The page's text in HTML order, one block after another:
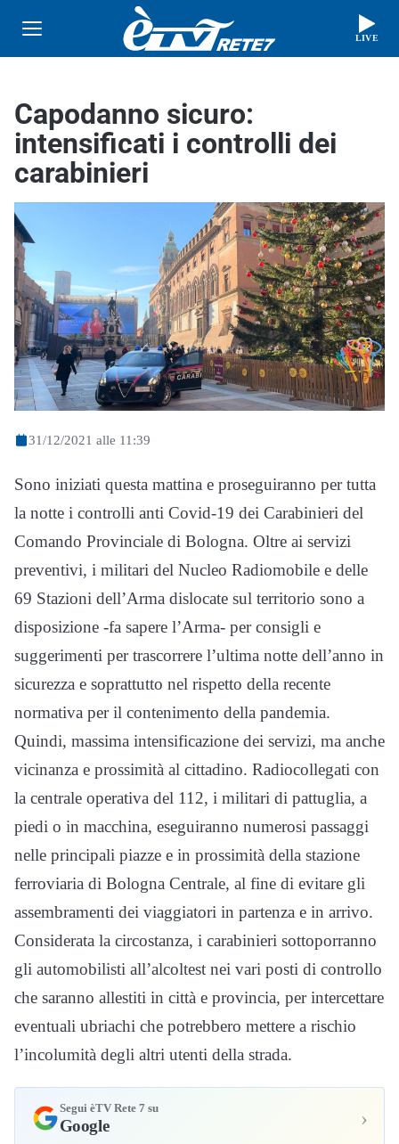
LIVE
Capodanno sicuro:
intensificati i controlli dei
carabinieri
31/12/2021 alle 11:39
Sono iniziati questa mattina e proseguiranno per tutta
la notte i controlli anti Covid-19 dei Carabinieri del
Comando Provinciale di Bologna. Oltre ai servizi
preventivi, i militari del Nucleo Radiomobile e delle
69 Stazioni dell’Arma dislocate sul territorio sono a
disposizione -fa sapere l’Arma- per consigli e
suggerimenti per trascorrere l’ultima notte dell’anno in
sicurezza e soprattutto nel rispetto della recente
normativa per il contenimento della pandemia.
Quindi, massima intensificazione dei servizi, ma anche
vicinanza e prossimità al cittadino. Radiocollegati con
la centrale operativa del 112, i militari di pattuglia, a
piedi o in macchina, eseguiranno numerosi passaggi
nelle principali piazze e in prossimità della stazione
ferroviaria di Bologna Centrale, al fine di evitare gli
assembramenti dei viaggiatori in partenza e in arrivo.
Considerata la circostanza, i carabinieri sottoporranno
gli automobilisti all’alcoltest nei vari posti di controllo
che saranno allestiti in città e provincia, per intercettare
eventuali ubriachi che potrebbero mettere a rischio
l’incolumità degli altri utenti della strada.
Segui èTV Rete 7 su
Google ›